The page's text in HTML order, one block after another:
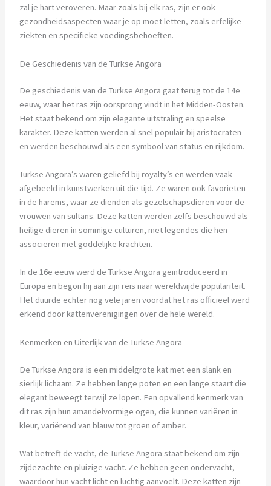
zal je hart veroveren. Maar zoals bij elk ras, zijn er ook
gezondheidsaspecten waar je op moet letten, zoals erfelijke
ziekten en specifieke voedingsbehoeften.
De Geschiedenis van de Turkse Angora
De geschiedenis van de Turkse Angora gaat terug tot de 14e
eeuw, waar het ras zijn oorsprong vindt in het Midden-Oosten.
Het staat bekend om zijn elegante uitstraling en speelse
karakter. Deze katten werden al snel populair bij aristocraten
en werden beschouwd als een symbool van status en rijkdom.
Turkse Angora’s waren geliefd bij royalty’s en werden vaak
afgebeeld in kunstwerken uit die tijd. Ze waren ook favorieten
in de harems, waar ze dienden als gezelschapsdieren voor de
vrouwen van sultans. Deze katten werden zelfs beschouwd als
heilige dieren in sommige culturen, met legendes die hen
associëren met goddelijke krachten.
In de 16e eeuw werd de Turkse Angora geïntroduceerd in
Europa en begon hij aan zijn reis naar wereldwijde populariteit.
Het duurde echter nog vele jaren voordat het ras officieel werd
erkend door kattenverenigingen over de hele wereld.
Kenmerken en Uiterlijk van de Turkse Angora
De Turkse Angora is een middelgrote kat met een slank en
sierlijk lichaam. Ze hebben lange poten en een lange staart die
elegant beweegt terwijl ze lopen. Een opvallend kenmerk van
dit ras zijn hun amandelvormige ogen, die kunnen variëren in
kleur, variërend van blauw tot groen of amber.
Wat betreft de vacht, de Turkse Angora staat bekend om zijn
zijdezachte en pluizige vacht. Ze hebben geen ondervacht,
waardoor hun vacht licht en luchtig aanvoelt. Deze katten zijn